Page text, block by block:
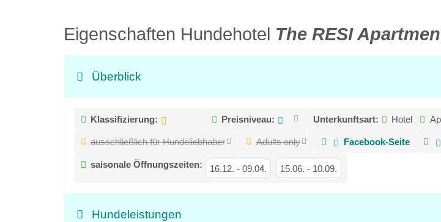
Eigenschaften Hundehotel The RESI
Überblick
Klassifizierung: Preisniveau: Unterkunftsart: Hotel
ausschließlich für Hundeliebhaber Adults only Facebook-Seite
saisonale Öffnungszeiten: 16.12. -09.04. 15.06. - 10.09.
Hundeleistungen